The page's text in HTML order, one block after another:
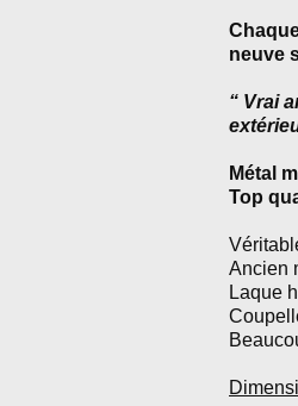
neuve
“ Vrai
Métal
Top
Ancien
Laque